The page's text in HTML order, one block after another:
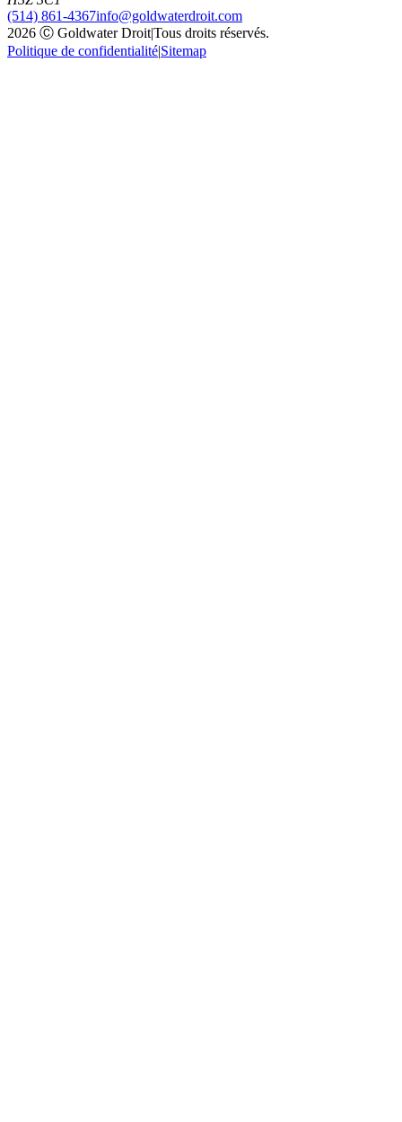
(514) 861-4367info@goldwaterdroit.com
2026 Ⓒ Goldwater Droit|Tous droits réservés.
Politique de confidentialité|Sitemap